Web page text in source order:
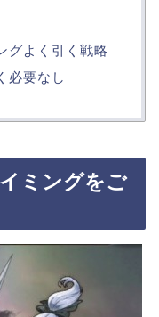
グよく引く戦略
必要なし
ミングをご